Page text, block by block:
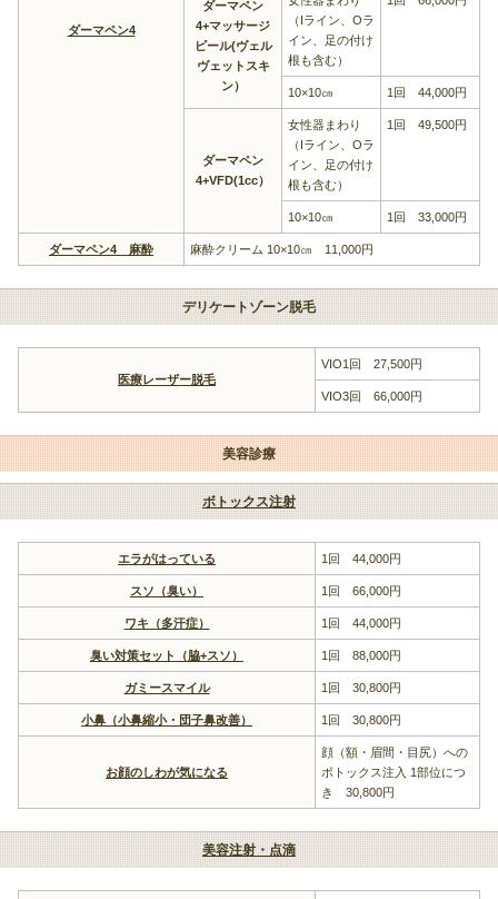
ダーマペン4
ダーマペン
4+マッサージ
ピール(ヴェル
ヴェットスキ
ン）
（Iライン、Oラ
イン、足の付け
根も含む）
10×10㎝ 1回 44,000円
ダーマペン
4+VFD(1cc）
女性器まわり
（Iライン、Oラ
イン、足の付け
根も含む）
1回 49,500円
10×10㎝ 1回 33,000円
ダーマペン4 麻酔 麻酔クリーム 10×10㎝ 11,000円
デリケートゾーン脱毛
医療レーザー脱毛
VIO1回 27,500円
VIO3回 66,000円
美容診療
ボトックス注射
エラがはっている 1回 44,000円
スソ（臭い） 1回 66,000円
ワキ（多汗症） 1回 44,000円
臭い対策セット（脇+スソ） 1回 88,000円
ガミースマイル 1回 30,800円
小鼻（小鼻縮小・団子鼻改善） 1回 30,800円
お顔のしわが気になる
顔（額・眉間・目尻）への
ボトックス注入 1部位につ
き 30,800円
美容注射・点滴